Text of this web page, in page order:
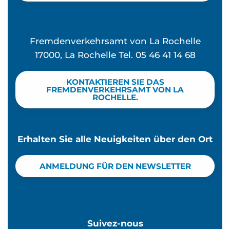
Fremdenverkehrsamt von La Rochelle
17000, La Rochelle Tel. 05 46 41 14 68
KONTAKTIEREN SIE DAS
FREMDENVERKEHRSAMT VON LA
ROCHELLE.
Erhalten Sie alle Neuigkeiten über den Ort
ANMELDUNG FÜR DEN NEWSLETTER
Suivez-nous